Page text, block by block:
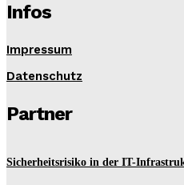
Infos
Impressum
Datenschutz
Partner
Sicherheitsrisiko in der IT-